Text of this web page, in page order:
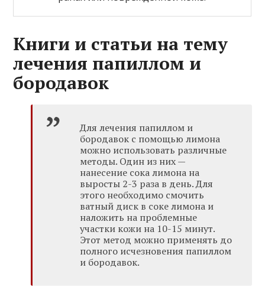
Книги и статьи на тему
лечения папиллом и
бородавок
Для лечения папиллом и
бородавок с помощью лимона
можно использовать различные
методы. Один из них —
нанесение сока лимона на
выросты 2-3 раза в день. Для
этого необходимо смочить
ватный диск в соке лимона и
наложить на проблемные
участки кожи на 10-15 минут.
Этот метод можно применять до
полного исчезновения папиллом
и бородавок.